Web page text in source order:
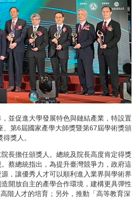
並促進大學發展特色與鏈結產業，特設置
第6屆國家產學大師獎暨第67屆學術獎頒
獎人。
長擔任頒獎人。總統及院長高度肯定得獎
蔡總統指出，為提升臺灣競爭力，政府這
，讓優秀人才可以順利進入業界與學術界
開放自主的產學合作環境，建構更具彈性
階人才的培育；另外，推動「高等教育深